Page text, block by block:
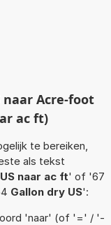
naar Acre-foot
ac ft)
te bereiken,
als tekst
naar ac ft' of '67
Gallon dry US':
'naar' (of '=' / '-